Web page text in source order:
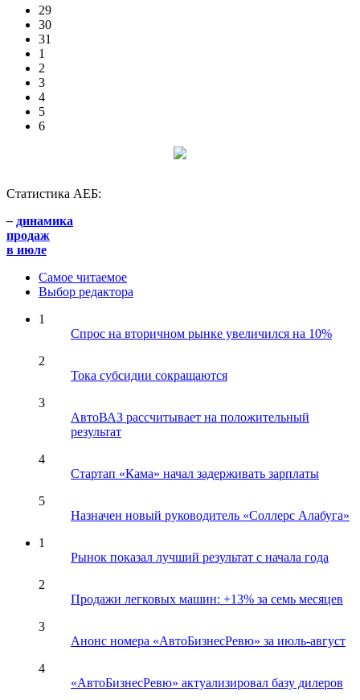
29
30
31
1
2
3
4
5
6
Статистика АЕБ:
– динамика
продаж
в июле
Самое читаемое
Выбор редактора
1
Спрос на вторичном рынке увеличился на 10%
2
Тока субсидии сокращаются
3
АвтоВАЗ рассчитывает на положительный
результат
4
Стартап «Кама» начал задерживать зарплаты
5
Назначен новый руководитель «Соллерс Алабуга»
1
Рынок показал лучший результат с начала года
2
Продажи легковых машин: +13% за семь месяцев
3
Анонс номера «АвтоБизнесРевю» за июль-август
4
«АвтоБизнесРевю» актуализировал базу дилеров